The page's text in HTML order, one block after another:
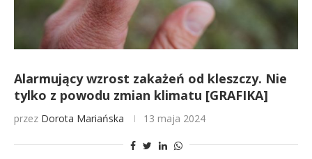
Alarmujący wzrost zakażeń od kleszczy. Nie
tylko z powodu zmian klimatu [GRAFIKA]
przez Dorota Mariańska 13 maja 2024